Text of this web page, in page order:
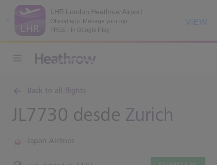
LHR London Heathrow Airport
Official app: Manage your trip
FREE - In Google Play
VIEW
Back to all flights
JL7730 desde Zurich
Japan Airlines